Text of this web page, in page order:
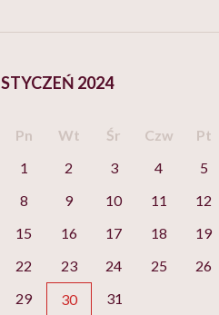
STYCZEŃ 2024
Pn Wt Śr Czw Pt
1
2 3 4 5
8
9 10 11 12
15
16 17 18 19
22
23 24 25 26
29
30 31